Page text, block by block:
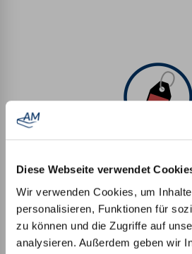
Diese Webseite verwendet
Wir verwenden Cookies, um
personalisieren, Funktionen für
zu können und die Zugriffe auf
analysieren. Außerdem geben wir
gefertigt. Sogar die Bezüge werden
und nicht nur über den